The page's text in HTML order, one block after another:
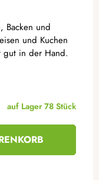
auf Lager 78 Stück
Backen und
und Kuchen
gut in der Hand.